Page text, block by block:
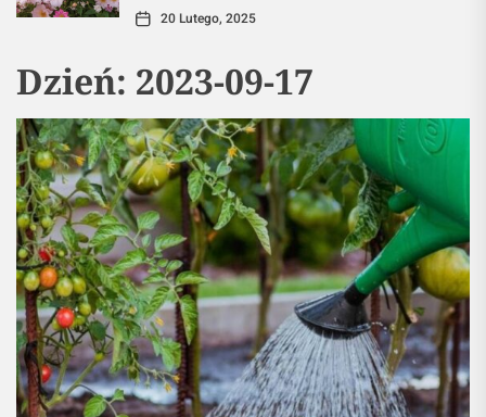
20 Lutego, 2025
Dzień: 2023-09-17